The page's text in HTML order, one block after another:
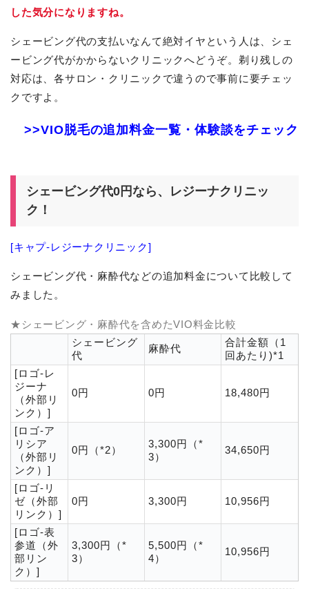
した気分になりますね。
シェービング代の支払いなんて絶対イヤという人は、シェ
ービング代がかからないクリニックへどうぞ。剃り残しの
対応は、各サロン・クリニックで違うので事前に要チェッ
クですよ。
>>VIO脱毛の追加料金一覧・体験談をチェック
シェービング代0円なら、レジーナクリニッ
ク！
[キャプ-レジーナクリニック]
シェービング代・麻酔代などの追加料金について比較して
みました。
★シェービング・麻酔代を含めたVIO料金比較
シェービング
代
麻酔代
合計金額（1
回あたり)*1
[ロゴ-レ
ジーナ
（外部リ
ンク）]
0円 0円 18,480円
[ロゴ-ア
リシア
（外部リ
ンク）]
0円（*2）
3,300円（*
3）
34,650円
[ロゴ-リ
ゼ（外部
リンク）]
0円 3,300円 10,956円
[ロゴ-表
参道（外
部リン
ク）]
3,300円（*
3）
5,500円（*
4）
10,956円